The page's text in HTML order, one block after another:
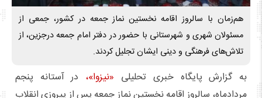
هم‌زمان با سالروز اقامه نخستین نماز جمعه در کشور، جمعی از
مسئولان شهری و شهرستانی با حضور در دفتر امام جمعه درجزین، از
تلاش‌های فرهنگی و دینی ایشان تجلیل کردند.
به گزارش پایگاه خبری تحلیلی «نیزوا»، در آستانه پنجم
مردادماه، سالروز اقامه نخستین نماز جمعه پس از پیروزی انقلاب